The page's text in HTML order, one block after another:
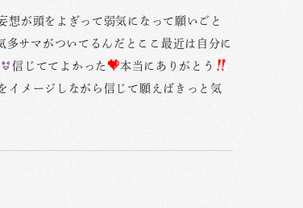
想が頭をよぎって弱気になって願いごと
サマがついてるんだとここ最近は自分に
信じててよかった
本当にありがとう
イメージしながら信じて願えばきっと気